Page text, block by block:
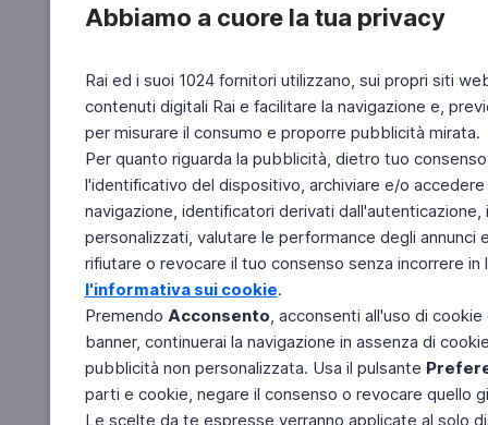
Abbiamo a cuore la tua privacy
Rai ed i suoi 1024 fornitori utilizzano, sui propri siti
contenuti digitali Rai e facilitare la navigazione e,
per misurare il consumo e proporre pubblicità mirata.
Per quanto riguarda la pubblicità, dietro tuo
l'identificativo del dispositivo, archiviare e/o
navigazione, identificatori derivati
personalizzati, valutare le performance degli
rifiutare o revocare il tuo consenso senza incorrere
l'informativa sui cookie.
Premendo Acconsento, acconsenti all'uso di
banner, continuerai la navigazione in assenza di
pubblicità non personalizzata. Usa il pulsante
parti e cookie, negare il consenso o revocare quello
Le scelte da te espresse verranno applicate al solo